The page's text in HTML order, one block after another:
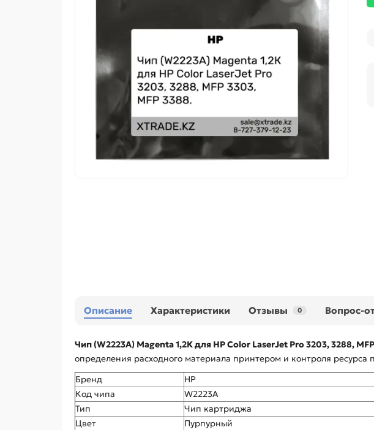
Описание Характеристики Отзывы 0 Вопрос-
Чип (W2223A) Magenta 1,2К для HP Color LaserJet Pro 3203, 3288,
определения расходного материала принтером и контроля
Бренд
HP
Код чипа
W2223A
Тип
Чип картриджа
Цвет
Пурпурный